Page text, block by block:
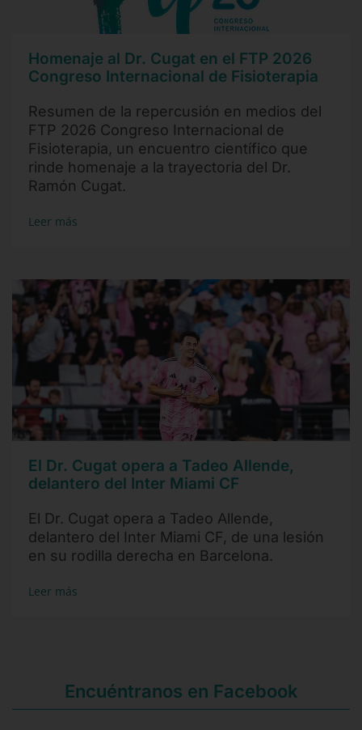
Homenaje al Dr. Cugat en el FTP 2026
Congreso Internacional de Fisioterapia
Resumen de la repercusión en medios del
FTP 2026 Congreso Internacional de
Fisioterapia, un encuentro científico que
rinde homenaje a la trayectoria del Dr.
Ramón Cugat.
Leer más
El Dr. Cugat opera a Tadeo Allende,
delantero del Inter Miami CF
El Dr. Cugat opera a Tadeo Allende,
delantero del Inter Miami CF, de una lesión
en su rodilla derecha en Barcelona.
Leer más
Encuéntranos en Facebook